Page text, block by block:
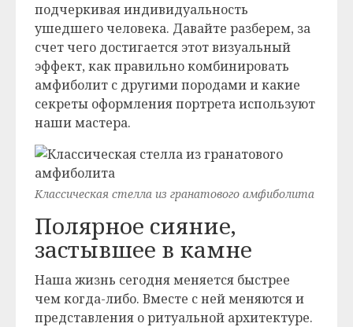
подчеркивая индивидуальность
ушедшего человека. Давайте разберем, за
счет чего достигается этот визуальный
эффект, как правильно комбинировать
амфиболит с другими породами и какие
секреты оформления портрета используют
наши мастера.
Классическая стелла из гранатового амфиболита
Полярное сияние,
застывшее в камне
Наша жизнь сегодня меняется быстрее
чем когда-либо. Вместе с ней меняются и
представления о ритуальной архитектуре.